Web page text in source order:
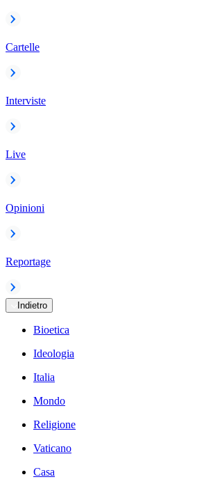
Cartelle
Interviste
Live
Opinioni
Reportage
Indietro
Bioetica
Ideologia
Italia
Mondo
Religione
Vaticano
Casa